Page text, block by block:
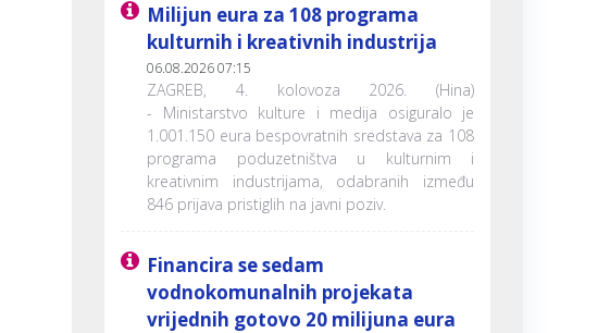
Milijun eura za 108 programa
kulturnih i kreativnih industrija
06.08.2026 07:15
ZAGREB, 4. kolovoza 2026. (Hina)
- Ministarstvo kulture i medija osiguralo je
1.001.150 eura bespovratnih sredstava za 108
programa poduzetništva u kulturnim i
kreativnim industrijama, odabranih između
846 prijava pristiglih na javni poziv.
Financira se sedam
vodnokomunalnih projekata
vrijednih gotovo 20 milijuna eura